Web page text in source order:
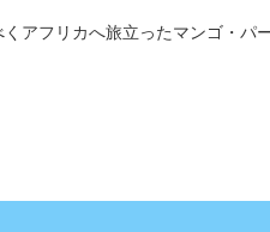
アフリカへ旅立ったマンゴ・パ